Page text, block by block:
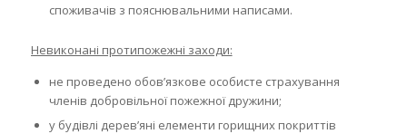
споживачів з пояснювальними написами.
Невиконані протипожежні заходи:
не проведено обов’язкове особисте страхування
членів добровільної пожежної дружини;
у будівлі дерев’яні елементи горищних покриттів